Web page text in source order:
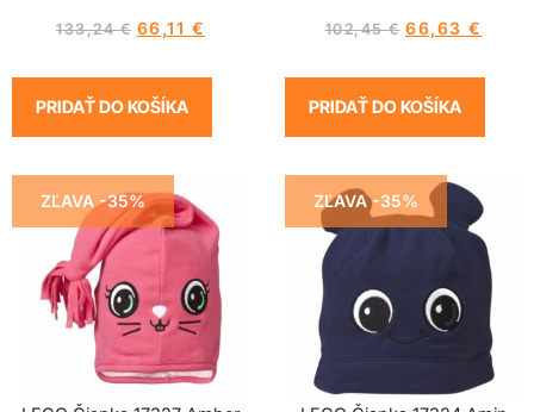
133,24€ 66,11 €
PRIDAŤ DO KOŠÍKA
102,45€ 66,63 €
PRIDAŤ DO KOŠÍKA
ZĽAVA -35% ZĽAVA -35%